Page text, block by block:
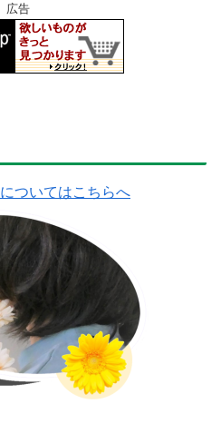
広告
についてはこちらへ